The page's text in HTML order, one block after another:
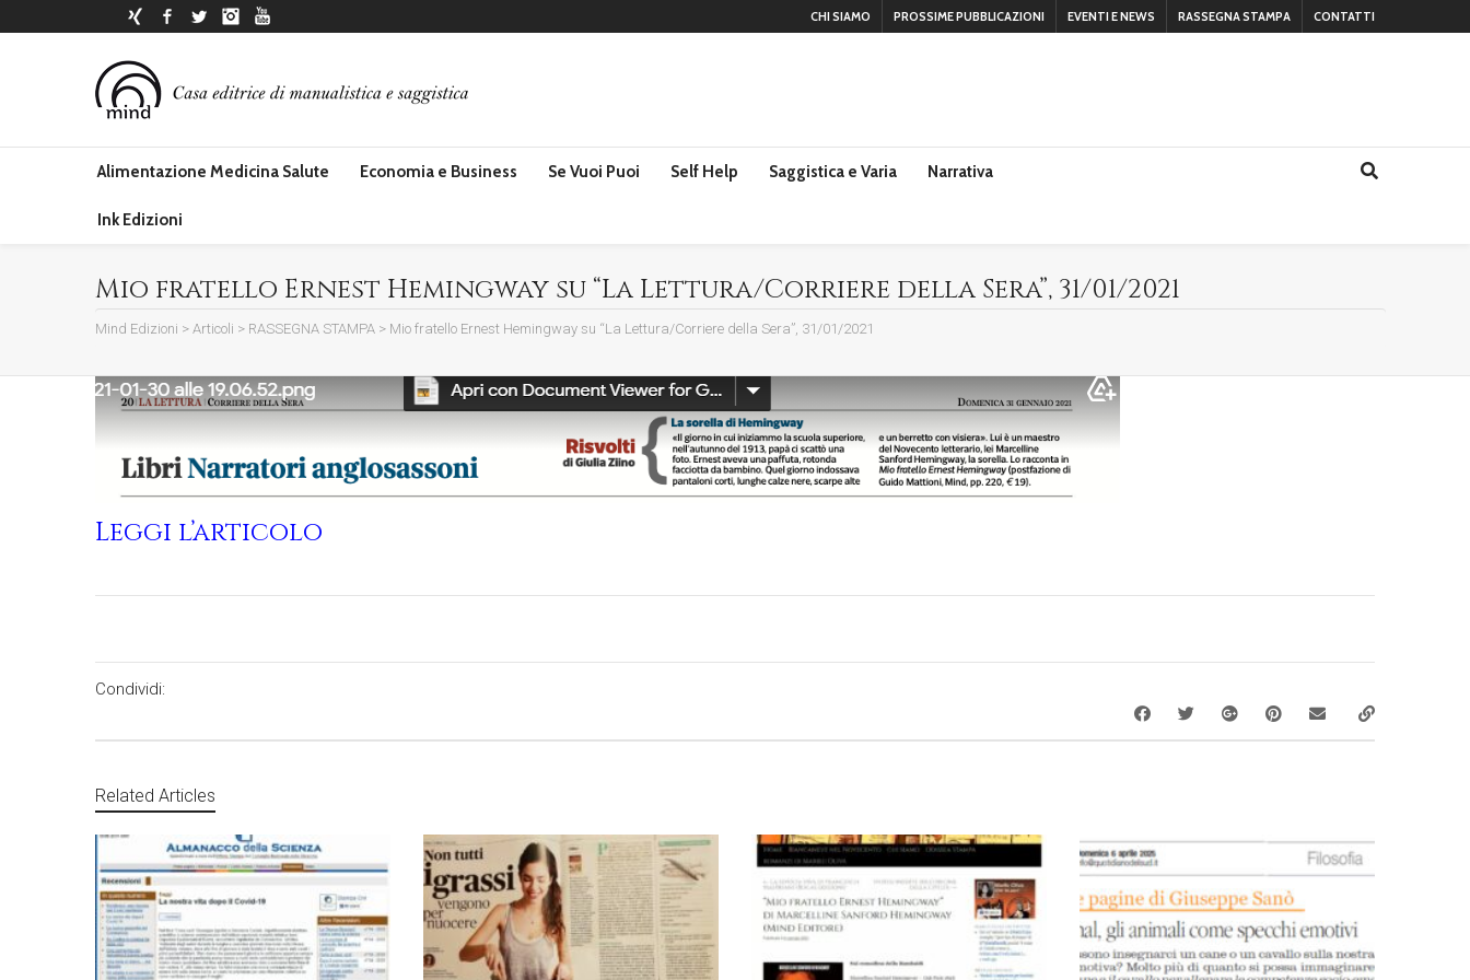
Xing Facebook
Twitter Instagram CHI SIAMO PROSSIME PUBBLICAZIONI EVENTI E NEWS RASSEGNA STAMPA CONTATTI
Alimentazione Medicina Salute Economia e Business Se Vuoi Puoi Self Help Saggistica e Varia Narrativa
Ink Edizioni
Mio fratello Ernest Hemingway su “La Lettura/Corriere della Sera”, 31/01/2021
Mind Edizioni > Articoli > RASSEGNA STAMPA > Mio fratello Ernest Hemingway su “La Lettura/Corriere della Sera”, 31/01/2021
Leggi l’articolo
Condividi:
Related Articles